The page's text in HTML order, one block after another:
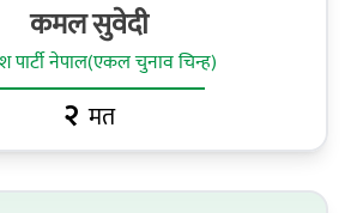
कमल सुवेदी
पार्टी नेपाल(एकल चुनाव चिन्ह)
२ मत